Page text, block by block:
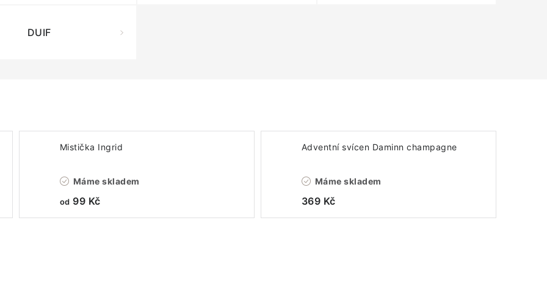
DUIF
Mistička Ingrid
Máme skladem
od 99 Kč
Adventní svícen Daminn champagne
Máme skladem
369 Kč